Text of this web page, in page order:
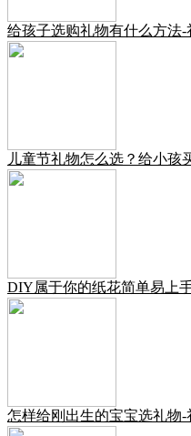
给孩子选购礼物有什么方法-
儿童节礼物怎么选？给小孩
DIY属于你的纸花简单易上
怎样给刚出生的宝宝选礼物-